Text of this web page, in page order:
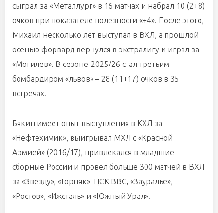
сыграл за «Металлург» в 16 матчах и набрал 10 (2+8)
очков при показателе полезности «+4». После этого,
Михаил несколько лет выступал в ВХЛ, а прошлой
осенью форвард вернулся в экстралигу и играл за
«Могилев». В сезоне-2025/26 стал третьим
бомбардиром «львов» – 28 (11+17) очков в 35
встречах.
Бякин имеет опыт выступления в КХЛ за
«Нефтехимик», выигрывал МХЛ с «Красной
Армией» (2016/17), привлекался в младшие
сборные России и провел больше 300 матчей в ВХЛ
за «Звезду», «Горняк», ЦСК ВВС, «Зауралье»,
«Ростов», «Ижсталь» и «Южный Урал».